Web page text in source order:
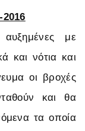
με
και νότια και
οι βροχές
και θα
τα οποία